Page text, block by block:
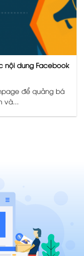
nội dung Facebook
để quảng bá